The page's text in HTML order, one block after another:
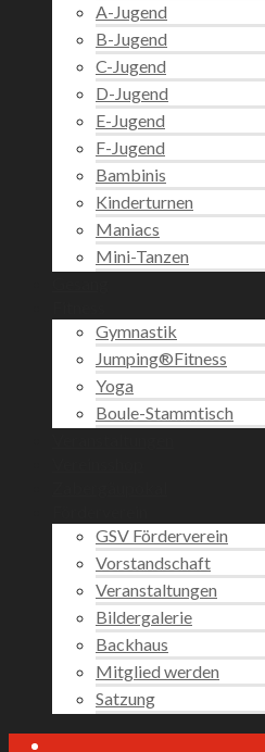
A-Jugend
B-Jugend
C-Jugend
D-Jugend
E-Jugend
F-Jugend
Bambinis
Kinderturnen
Maniacs
Mini-Tanzen
Gymnastik
Jumping®Fitness
Yoga
Boule-Stammtisch
GSV Förderverein
Vorstandschaft
Veranstaltungen
Bildergalerie
Backhaus
Mitglied werden
Satzung